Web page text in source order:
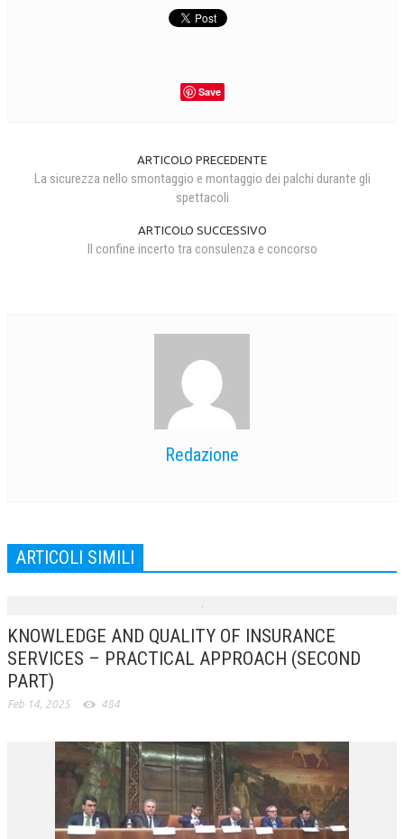
Save
ARTICOLO PRECEDENTE
La sicurezza nello smontaggio e montaggio dei palchi durante gli
spettacoli
ARTICOLO SUCCESSIVO
Il confine incerto tra consulenza e concorso
Redazione
ARTICOLI SIMILI
KNOWLEDGE AND QUALITY OF INSURANCE
SERVICES – PRACTICAL APPROACH (SECOND
PART)
Feb 14, 2025 484